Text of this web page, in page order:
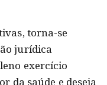
torna-se
jurídica
exercício
da saúde e deseja